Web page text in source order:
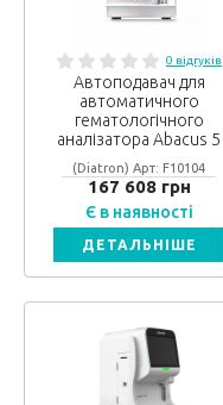
0 відгуків
Автоподавач для
автоматичного
гематологічного
аналізатора Abacus 5
(Diatron) Арт: F10104
167 608 грн
Є в наявності
ДЕТАЛЬНІШЕ